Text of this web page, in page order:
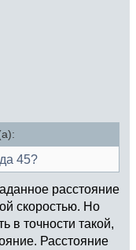
45?
расстояние
скоростью. Но
в точности такой,
Расстояние